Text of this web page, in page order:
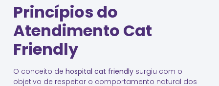
Princípios do
Atendimento Cat
Friendly
O conceito de hospital cat friendlysurgiu com o
objetivo de respeitar o comportamento natural dos